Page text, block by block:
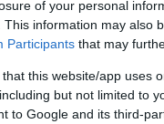
of your personal
This information may also
Participants that may
that this website/app uses
but not limited to
to Google and its third-
προκαλώντας
προς τη